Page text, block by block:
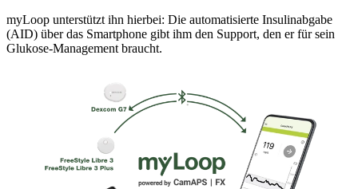
myLoop unterstützt ihn hierbei: Die automatisierte Insulinabgabe
(AID) über das Smartphone gibt ihm den Support, den er für sein
Glukose-Management braucht.